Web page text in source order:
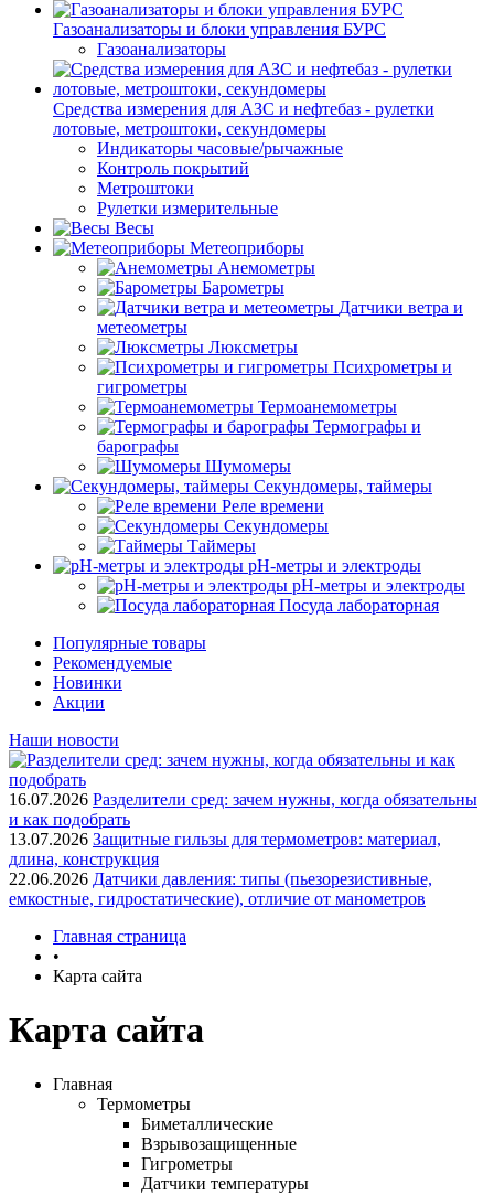
Газоанализаторы и блоки управления БУРС
Газоанализаторы
Средства измерения для АЗС и нефтебаз - рулетки
лотовые, метроштоки, секундомеры
Индикаторы часовые/рычажные
Контроль покрытий
Метроштоки
Рулетки измерительные
Весы
Метеоприборы
Анемометры
Барометры
Датчики ветра и
метеометры
Люксметры
Психрометры и
гигрометры
Термоанемометры
Термографы и
барографы
Шумомеры
Секундомеры, таймеры
Реле времени
Секундомеры
Таймеры
pH-метры и электроды
pH-метры и электроды
Посуда лабораторная
Популярные товары
Рекомендуемые
Новинки
Акции
Наши новости
16.07.2026 Разделители сред: зачем нужны, когда обязательны
и как подобрать
13.07.2026 Защитные гильзы для термометров: материал,
длина, конструкция
22.06.2026 Датчики давления: типы (пьезорезистивные,
емкостные, гидростатические), отличие от манометров
Главная страница
•
Карта сайта
Карта сайта
Главная
Термометры
Биметаллические
Взрывозащищенные
Гигрометры
Датчики температуры